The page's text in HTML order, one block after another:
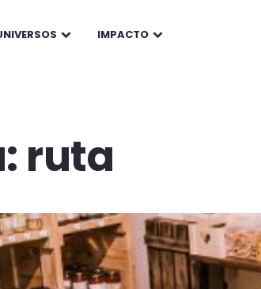
IMPACTO
ruta